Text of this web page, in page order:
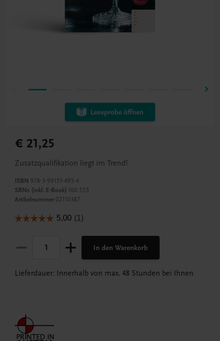
Leseprobe öffnen
€ 21,25
Zusatzqualifikation liegt im Trend!
ISBN 978-3-99151-495-4
SBNr. (inkl. E-Book) 160.555
Artikelnummer 02110387
In den Warenkorb
Lieferdauer: Innerhalb von max. 48 Stunden bei Ihnen